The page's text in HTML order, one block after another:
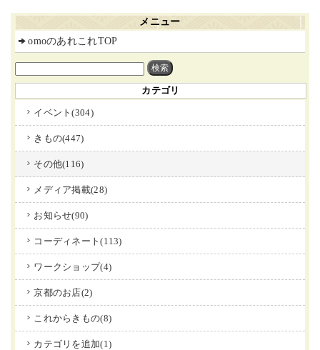
メニュー
omoのあれこれTOP
カテゴリ
イベント(304)
きもの(447)
その他(116)
メディア掲載(28)
お知らせ(90)
コーディネート(113)
ワークショップ(4)
京都のお店(2)
これからきもの(8)
カテゴリを追加(1)